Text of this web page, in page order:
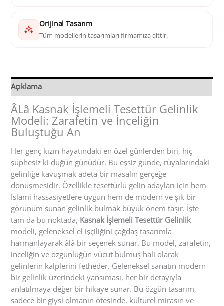
Orijinal Tasarım
Tüm modellerin tasarımları firmamıza aittir.
Açıklama
ÂLâ Kasnak İşlemeli Tesettür Gelinlik
Modeli: Zarafetin ve İnceliğin
Buluştuğu An
Her genç kızın hayatındaki en özel günlerden biri, hiç
şüphesiz ki düğün günüdür. Bu eşsiz günde, rüyalarındaki
gelinliğe kavuşmak adeta bir masalın gerçeğe
dönüşmesidir. Özellikle tesettürlü gelin adayları için hem
İslami hassasiyetlere uygun hem de modern ve şık bir
görünüm sunan gelinlik bulmak büyük önem taşır. İşte
tam da bu noktada, Kasnak İşlemeli Tesettür Gelinlik
modeli, geleneksel el işçiliğini çağdaş tasarımla
harmanlayarak âlâ bir seçenek sunar. Bu model, zarafetin,
inceliğin ve özgünlüğün vücut bulmuş hali olarak
gelinlerin kalplerini fetheder. Geleneksel sanatın modern
bir gelinlik üzerindeki yansıması, her bir detayıyla
anlatılmaya değer bir hikaye sunar. Bu özgün tasarım,
sadece bir giysi olmanın ötesinde, kültürel mirasın ve